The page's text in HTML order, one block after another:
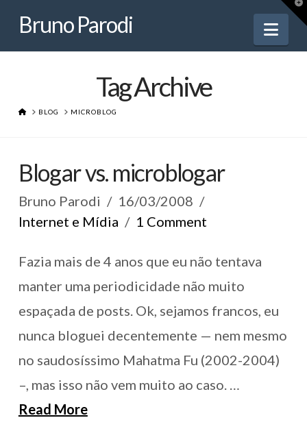
Bruno
Parodi
Bruno Parodi
Tag Archive
HOME
BLOG MICROBLOG
Blogar vs. microblogar
Bruno Parodi
16/03/2008
Internet e Mídia
1 Comment
Fazia mais de 4 anos que eu não tentava
manter uma periodicidade não muito
espaçada de posts. Ok, sejamos francos, eu
nunca bloguei decentemente — nem mesmo
no saudosíssimo Mahatma Fu (2002-2004)
–, mas isso não vem muito ao caso. …
Read More